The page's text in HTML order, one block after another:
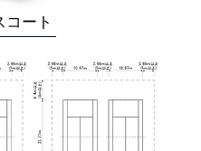
コート